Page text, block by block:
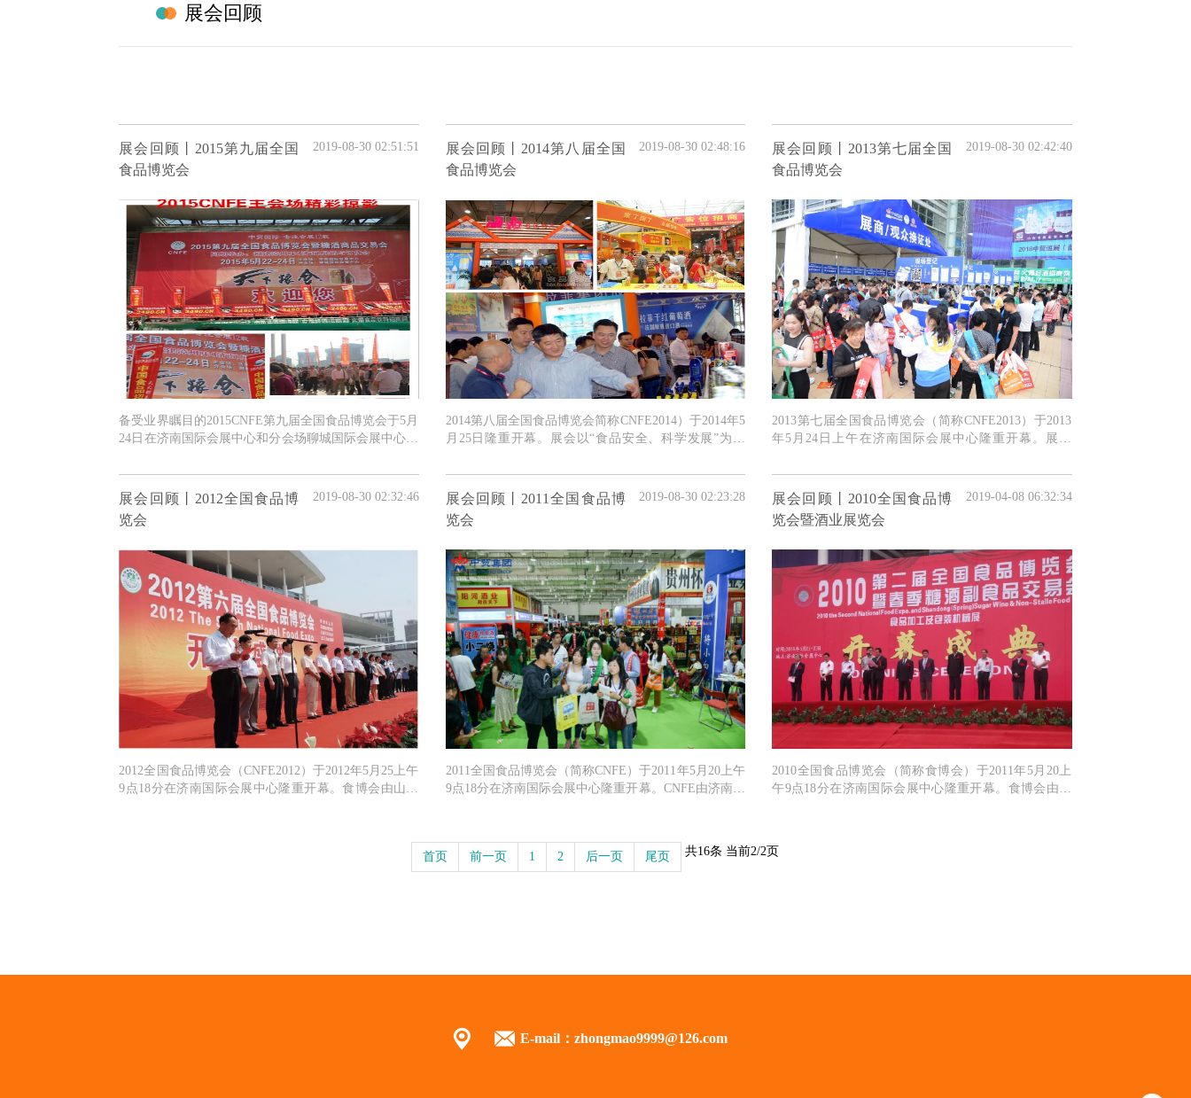
展会回顾
展会回顾丨2015第九届全国
食品博览会
2019-08-30 02:51:51
备受业界瞩目的2015CNFE第九届全国食品博览会于5月
24日在济南国际会展中心和分会场聊城国际会展中心胜
展会回顾丨2014第八届全国
食品博览会
2019-08-30 02:48:16
2014第八届全国食品博览会简称CNFE2014）于2014年5
月25日隆重开幕。展会以“食品安全、科学发展”为主
东省贸促会、山东省食品工业办公室主办
展会回顾丨2013第七届全国
食品博览会
2019-08-30 02:42:40
2013第七届全国食品博览会（简称CNFE2013）于2013
年5月24日上午在济南国际会展中心隆重开幕。展会
人民政府、山东省经信委、山东省贸促会、山
展会回顾丨2012全国食品博
览会
2019-08-30 02:32:46
2012全国食品博览会（CNFE2012）于2012年5月25上午
9点18分在济南国际会展中心隆重开幕。食博会由山东
展会回顾丨2011全国食品博
览会
2019-08-30 02:23:28
2011全国食品博览会（简称CNFE）于2011年5月20上午
9点18分在济南国际会展中心隆重开幕。CNFE由济南市
展会回顾丨2010全国食品博
览会暨酒业展览会
2019-04-08 06:32:34
2010全国食品博览会（简称食博会）于2011年5月20上
午9点18分在济南国际会展中心隆重开幕。食博会由济
共16条 当前2/2页
首页 前一页 1 2 后一页 尾页
E-mail： zhongmao9999@126.com